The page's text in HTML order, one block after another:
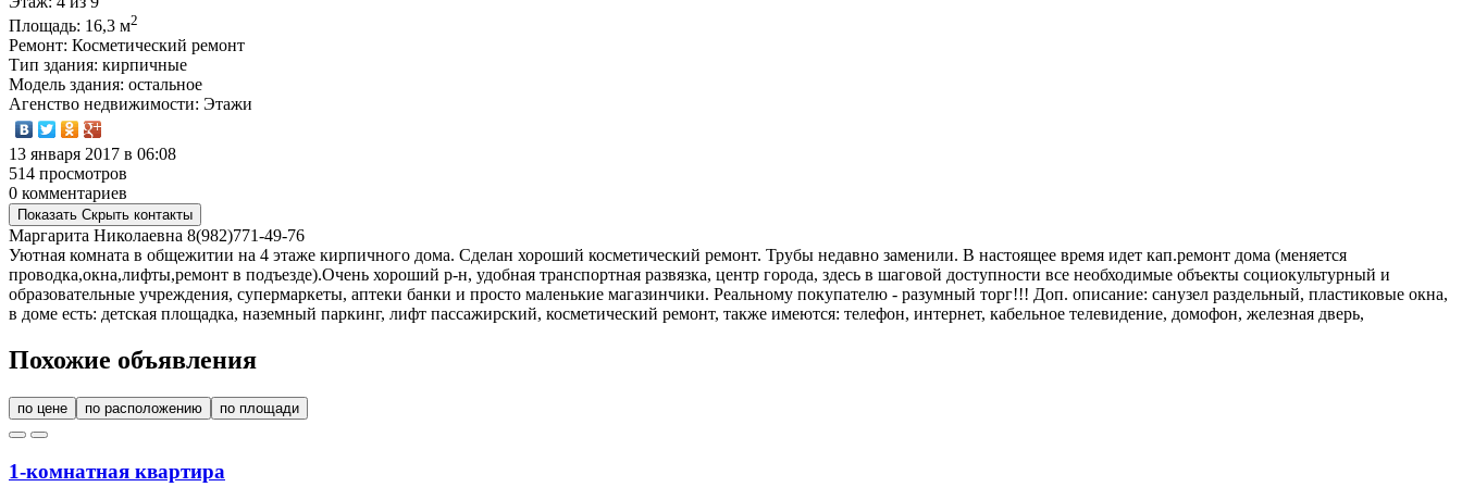
Площадь: 16,3 м2
Ремонт: Косметический ремонт
Тип здания: кирпичные
Модель здания: остальное
Агенство недвижимости: Этажи
13 января 2017 в 06:08
514 просмотров
0 комментариев
Показать Скрыть контакты
Маргарита Николаевна 8(982)771-49-76
Уютная комната в общежитии на 4 этаже кирпичного дома. Сделан хороший косметический ремонт. Трубы недавно заменили. В настоящее время идет кап.ремонт дома (меняется
проводка,окна,лифты,ремонт в подъезде).Очень хороший р-н, удобная транспортная развязка, центр города, здесь в шаговой доступности все необходимые объекты социокультурный и
образовательные учреждения, супермаркеты, аптеки банки и просто маленькие магазинчики. Реальному покупателю - разумный торг!!! Доп. описание: санузел раздельный, пластиковые окна,
в доме есть: детская площадка, наземный паркинг, лифт пассажирский, косметический ремонт, также имеются: телефон, интернет, кабельное телевидение, домофон, железная дверь,
Похожие объявления
по цене по расположению по площади
1-комнатная квартира